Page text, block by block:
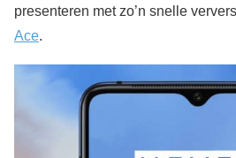
presenteren met zo’n snelle
Ace.